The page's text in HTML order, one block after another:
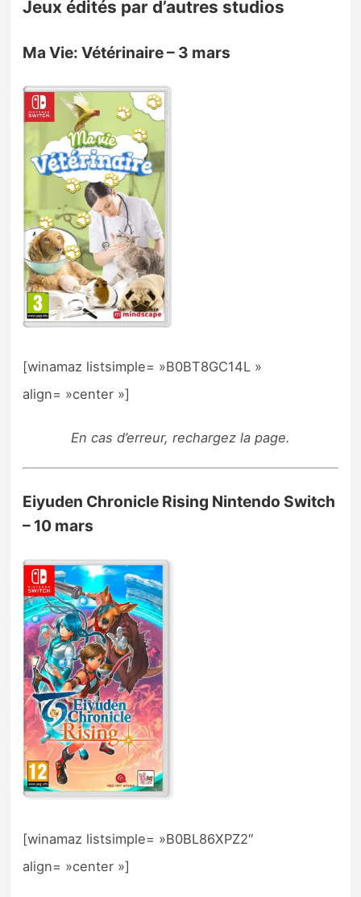
Jeux édités par d’autres studios
Ma Vie: Vétérinaire – 3 mars
[winamaz listsimple= »B0BT8GC14L »
align= »center »]
En cas d’erreur, rechargez la page.
Eiyuden Chronicle Rising Nintendo Switch
– 10 mars
[winamaz listsimple= »B0BL86XPZ2″
align= »center »]